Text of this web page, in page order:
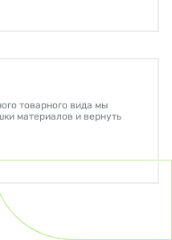
товарного вида мы
материалов и вернуть